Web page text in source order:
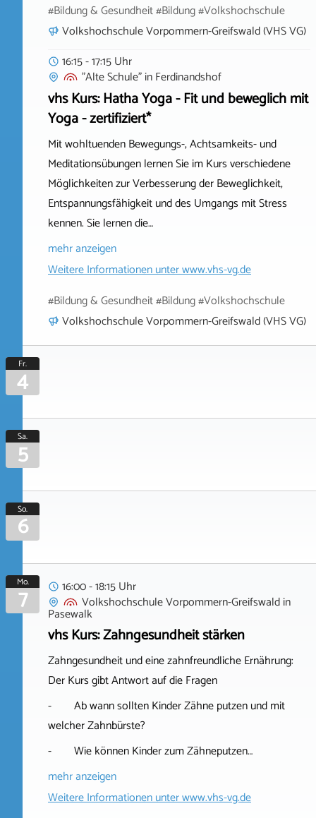
#Bildung & Gesundheit #Bildung #Volkshochschule
Volkshochschule Vorpommern-Greifswald (VHS VG)
16:15 - 17:15 Uhr
"Alte Schule"inFerdinandshof
vhs Kurs: Hatha Yoga - Fit und beweglich mit
Yoga - zertifiziert*
Mit wohltuenden Bewegungs-, Achtsamkeits- und
Meditationsübungen lernen Sie im Kurs verschiedene
Möglichkeiten zur Verbesserung der Beweglichkeit,
Entspannungsfähigkeit und des Umgangs mit Stress
kennen. Sie lernen die…
mehr anzeigen
Weitere Informationen unterwww.vhs-vg.de
#Bildung & Gesundheit #Bildung #Volkshochschule
Volkshochschule Vorpommern-Greifswald (VHS VG)
Fr.
4
Sa.
5
So.
6
Mo.
7
16:00 - 18:15 Uhr
Volkshochschule Vorpommern-Greifswaldin
Pasewalk
vhs Kurs: Zahngesundheit stärken
Zahngesundheit und eine zahnfreundliche Ernährung:
Der Kurs gibt Antwort auf die Fragen
- Ab wann sollten Kinder Zähne putzen und mit
welcher Zahnbürste?
- Wie können Kinder zum Zähneputzen…
mehr anzeigen
Weitere Informationen unterwww.vhs-vg.de